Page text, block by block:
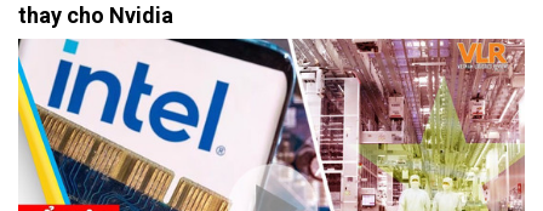
thay cho Nvidia